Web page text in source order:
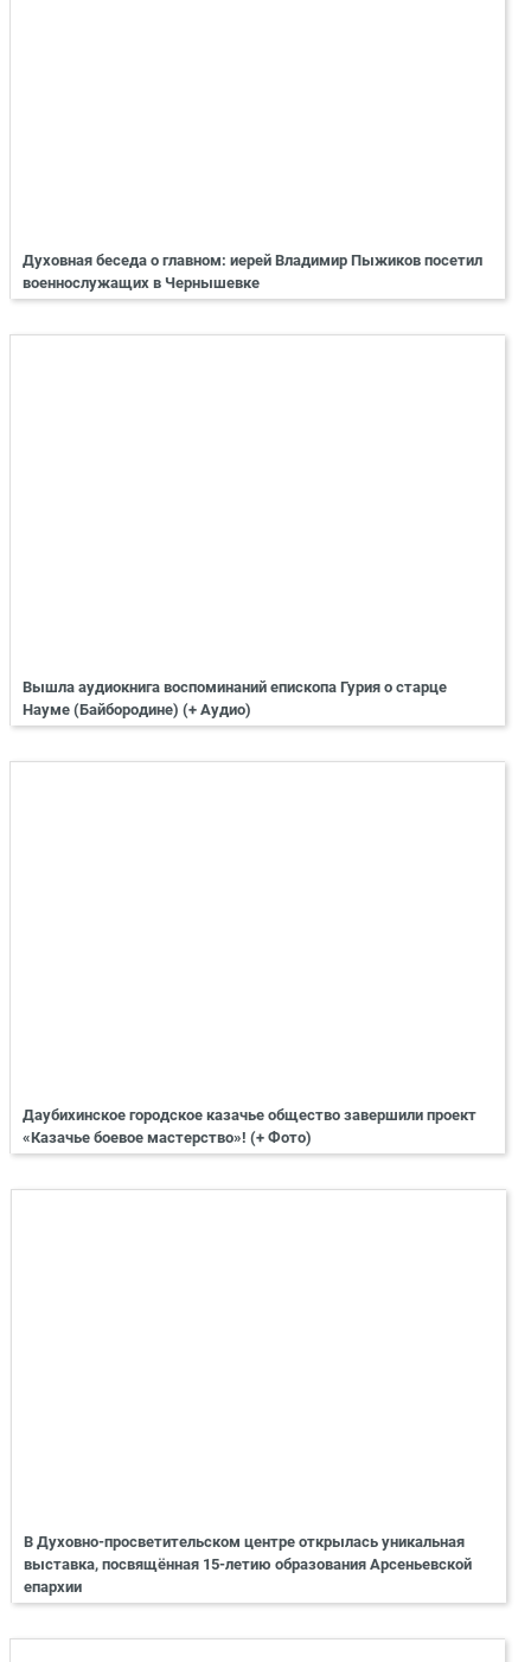
Духовная беседа о главном: иерей Владимир Пыжиков посетил
военнослужащих в Чернышевке
Вышла аудиокнига воспоминаний епископа Гурия о старце
Науме (Байбородине) (+ Аудио)
Даубихинское городское казачье общество завершили проект
«Казачье боевое мастерство»! (+ Фото)
В Духовно-просветительском центре открылась уникальная
выставка, посвящённая 15-летию образования Арсеньевской
епархии